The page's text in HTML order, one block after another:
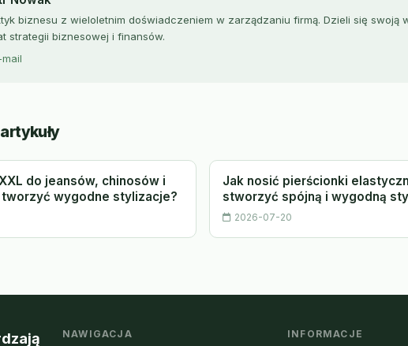
biznesu z wieloletnim doświadczeniem w zarządzaniu firmą. Dzieli się swoją
strategii biznesowej i finansów.
mail
do jeansów, chinosów i
tworzyć wygodne stylizacje?
Jak nosić pierścionki
stworzyć spójną i wygodną
2026-07-20
NAWIGACJA INFORMACJE